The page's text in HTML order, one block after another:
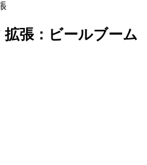
張：ビールブーム